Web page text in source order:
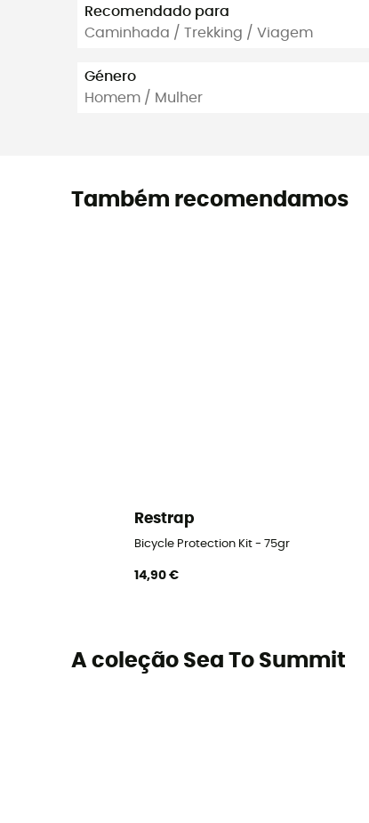
Recomendado para
Caminhada / Trekking / Viagem
Género
Homem / Mulher
Também recomendamos
Restrap
Bicycle Protection Kit - 75gr
14,90 €
A coleção Sea To Summit